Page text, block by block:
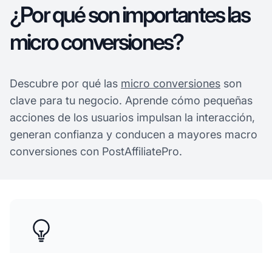
¿Por qué son importantes las
micro conversiones?
Descubre por qué las micro conversiones son
clave para tu negocio. Aprende cómo pequeñas
acciones de los usuarios impulsan la interacción,
generan confianza y conducen a mayores macro
conversiones con PostAffiliatePro.